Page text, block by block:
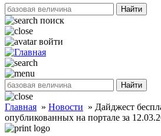
Найти
поиск
войти
Найти
Главная » Новости » Дайджест
опубликованных на портале за